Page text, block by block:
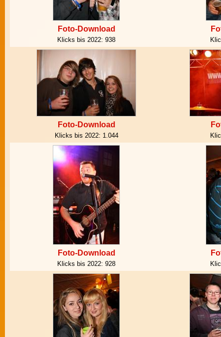
Foto-Download
Klicks bis 2022: 938
Foto-Download
Klicks bis 2022: 1.044
Foto-Download
Klicks bis 2022: 928